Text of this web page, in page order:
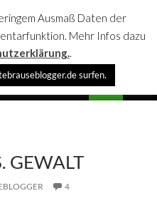
GEWALT
4
Ausmaß Daten der
Mehr Infos dazu
.
surfen.